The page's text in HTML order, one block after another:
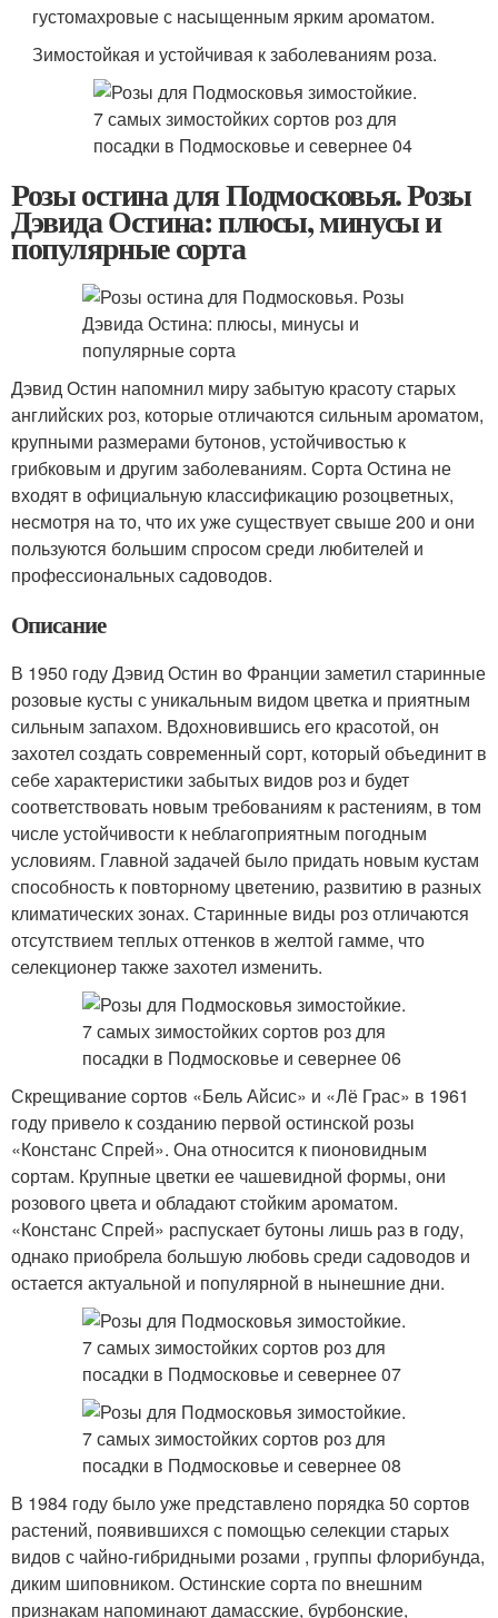
густомахровые с насыщенным ярким ароматом.
Зимостойкая и устойчивая к заболеваниям роза.
Розы остина для Подмосковья. Розы
Дэвида Остина: плюсы, минусы и
популярные сорта
Дэвид Остин напомнил миру забытую красоту старых
английских роз, которые отличаются сильным ароматом,
крупными размерами бутонов, устойчивостью к
грибковым и другим заболеваниям. Сорта Остина не
входят в официальную классификацию розоцветных,
несмотря на то, что их уже существует свыше 200 и они
пользуются большим спросом среди любителей и
профессиональных садоводов.
Описание
В 1950 году Дэвид Остин во Франции заметил старинные
розовые кусты с уникальным видом цветка и приятным
сильным запахом. Вдохновившись его красотой, он
захотел создать современный сорт, который объединит в
себе характеристики забытых видов роз и будет
соответствовать новым требованиям к растениям, в том
числе устойчивости к неблагоприятным погодным
условиям. Главной задачей было придать новым кустам
способность к повторному цветению, развитию в разных
климатических зонах. Старинные виды роз отличаются
отсутствием теплых оттенков в желтой гамме, что
селекционер также захотел изменить.
Скрещивание сортов «Бель Айсис» и «Лё Грас» в 1961
году привело к созданию первой остинской розы
«Констанс Спрей». Она относится к пионовидным
сортам. Крупные цветки ее чашевидной формы, они
розового цвета и обладают стойким ароматом.
«Констанс Спрей» распускает бутоны лишь раз в году,
однако приобрела большую любовь среди садоводов и
остается актуальной и популярной в нынешние дни.
В 1984 году было уже представлено порядка 50 сортов
растений, появившихся с помощью селекции старых
видов с чайно-гибридными розами , группы флорибунда,
диким шиповником. Остинские сорта по внешним
признакам напоминают дамасские, бурбонские,